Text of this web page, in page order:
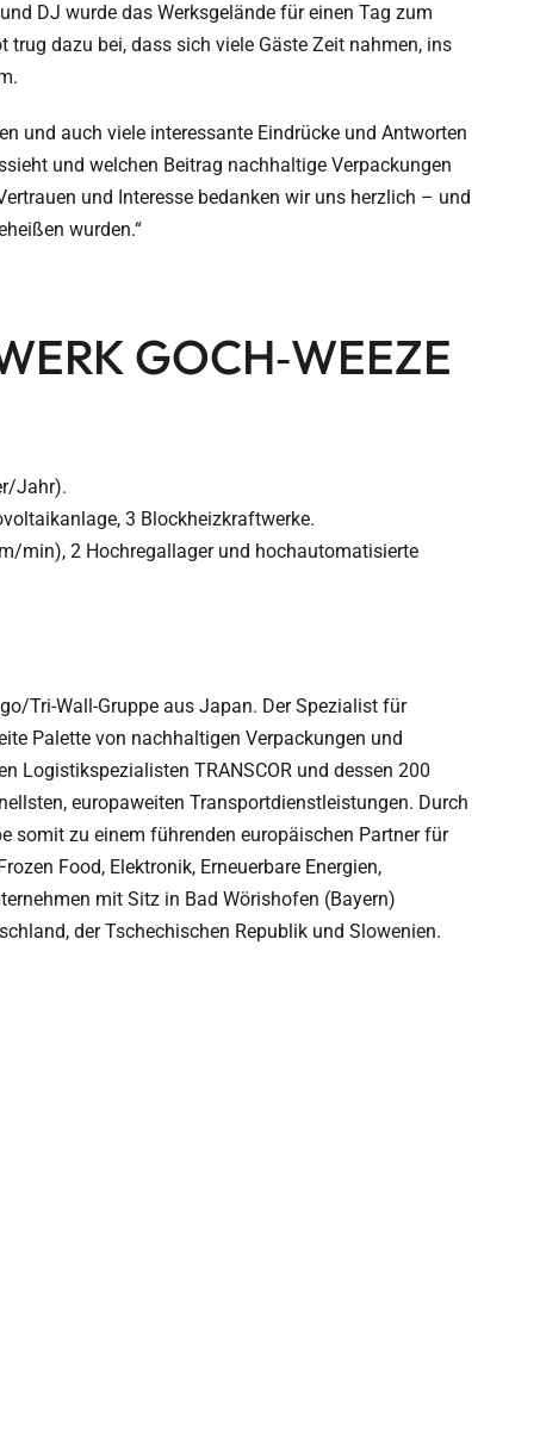
DJ wurde das Werksgelände für einen Tag zum
dazu bei, dass sich viele Gäste Zeit nahmen, ins
und auch viele interessante Eindrücke und Antworten
und welchen Beitrag nachhaltige Verpackungen
und Interesse bedanken wir uns herzlich – und
wurden.“
GOCH‑WEEZE
Jahr).
3 Blockheizkraftwerke.
min), 2 Hochregallager und hochautomatisierte
Tri-Wall-Gruppe aus Japan. Der Spezialist für
Palette von nachhaltigen Verpackungen und
Logistikspezialisten TRANSCOR und dessen 200
europaweiten Transportdienstleistungen. Durch
somit zu einem führenden europäischen Partner für
Food, Elektronik, Erneuerbare Energien,
mit Sitz in Bad Wörishofen (Bayern)
der Tschechischen Republik und Slowenien.